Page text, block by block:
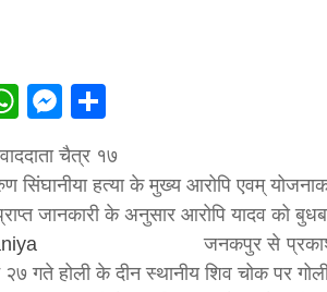
of
in
WhatsApp
Messenger
चैत्र १७
सिंघानीया हत्या के मुख्य आरोपि एवम्
जानकारी के अनुसार आरोपि यादव को
जनकपुर से
गते होली के दीन स्थानीय शिव चोक पर गोली
आज का पंचांग: आज दिनांक 2 अगस्त 2026